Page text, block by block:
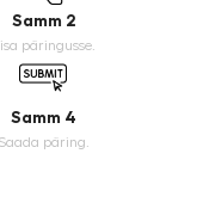
Samm 2
päringusse.
Samm 4
Saada päring.